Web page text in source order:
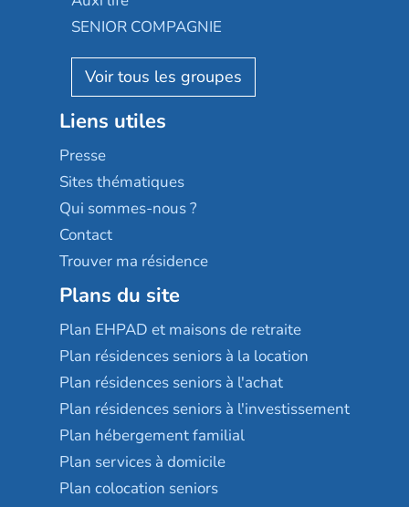
Reseda
Stella management
Les villages d'or
Sérénys
Résidences services Villa Médicis
Almage
Résidalya
Groupe aplus
SENIOR COMPAGNIE
AGE D'OR Services
Liens utiles
Presse
Sites thématiques
Qui sommes-nous ?
Contact
Trouver ma résidence
Plans du site
Plan EHPAD et maisons de retraite
Plan résidences seniors à la location
Plan résidences seniors à l'achat
Plan résidences seniors à l'investissement
Plan hébergement familial
Plan services à domicile
Plan colocation seniors